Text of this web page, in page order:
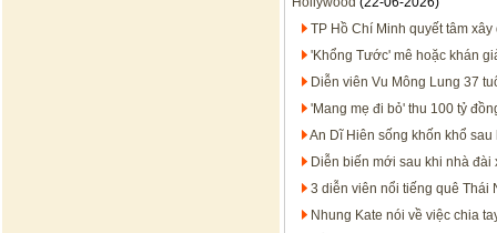
TP Hồ Chí Minh quyết tâm
'Khổng Tước' mê hoặc khán
Diễn viên Vu Mông Lung 37
'Mang mẹ đi bỏ' thu 100 tỷ
An Dĩ Hiên sống khốn khổ
Diễn biến mới sau khi nhà
3 diễn viên nổi tiếng quê Thái
Nhung Kate nói về việc chia